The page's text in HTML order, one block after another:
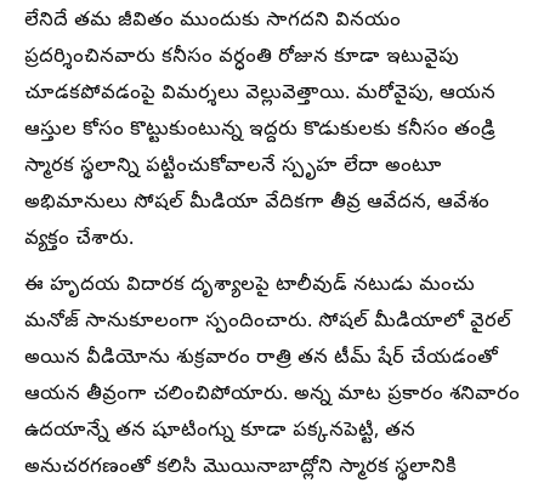
లేనిదే తమ జీవితం ముందుకు సాగదని వినయం
ప్రదర్శించినవారు కనీసం వర్ధంతి రోజున కూడా ఇటువైపు
చూడకపోవడంపై విమర్శలు వెల్లువెత్తాయి. మరోవైపు, ఆయన
ఆస్తుల కోసం కొట్టుకుంటున్న ఇద్దరు కొడుకులకు కనీసం తండ్రి
స్మారక స్థలాన్ని పట్టించుకోవాలనే స్పృహ లేదా అంటూ
అభిమానులు సోషల్ మీడియా వేదికగా తీవ్ర ఆవేదన, ఆవేశం
వ్యక్తం చేశారు.
ఈ హృదయ విదారక దృశ్యాలపై టాలీవుడ్ నటుడు మంచు
మనోజ్ సానుకూలంగా స్పందించారు. సోషల్ మీడియాలో వైరల్
అయిన వీడియోను శుక్రవారం రాత్రి తన టీమ్ షేర్ చేయడంతో
ఆయన తీవ్రంగా చలించిపోయారు. అన్న మాట ప్రకారం శనివారం
ఉదయాన్నే తన షూటింగ్ను కూడా పక్కనపెట్టి, తన
అనుచరగణంతో కలిసి మొయినాబాద్లోని స్మారక స్థలానికి